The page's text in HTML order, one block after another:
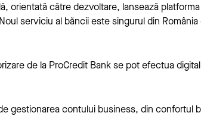
orientată către dezvoltare, lansează
serviciu al băncii este singurul din
de la ProCredit Bank se pot efectua
gestionarea contului business, din confortul